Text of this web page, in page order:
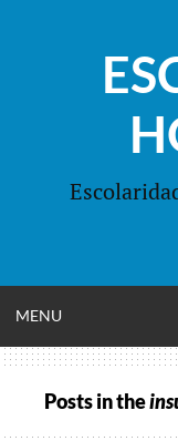
MENU
MENU
Posts in the